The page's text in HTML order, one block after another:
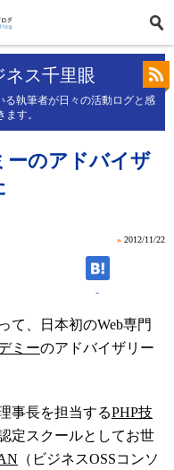
ス千里眼
執筆者が日々の活動ログと感
す。
ーのアドバイザ
» 2012/11/22
-
て、日本初のWeb専門
ミーのアドバイザリー
事長を担当するPHP技
定スクールとしてお世
（ビジネスOSSコンソ